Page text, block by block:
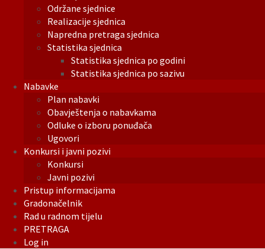
Održane sjednice
Realizacije sjednica
Napredna pretraga sjednica
Statistika sjednica
Statistika sjednica po godini
Statistika sjednica po sazivu
Nabavke
Plan nabavki
Obavještenja o nabavkama
Odluke o izboru ponuđača
Ugovori
Konkursi i javni pozivi
Konkursi
Javni pozivi
Pristup informacijama
Gradonačelnik
Rad u radnom tijelu
PRETRAGA
Log in